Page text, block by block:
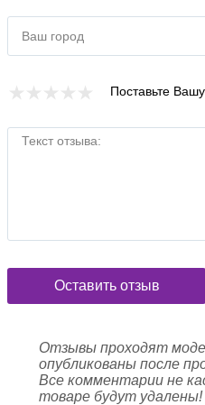
Ваш город
Поставьте
Текст отзыва:
Оставить отзыв
Отзывы проходят
опубликованы после
Все комментарии не
товаре будут удалены!